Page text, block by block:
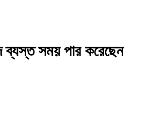
ব্যস্ত সময় পার করেছেন